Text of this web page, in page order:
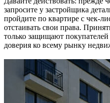
запросите у застройщика
пройдите по квартире с чек-
отстаивать свои права.
только защищают
доверия ко всему рынку